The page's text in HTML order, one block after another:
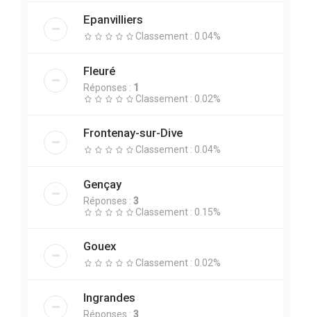
Epanvilliers
Classement : 0.04%
Fleuré
Réponses : 1
Classement : 0.02%
Frontenay-sur-Dive
Classement : 0.04%
Gençay
Réponses : 3
Classement : 0.15%
Gouex
Classement : 0.02%
Ingrandes
Réponses : 3